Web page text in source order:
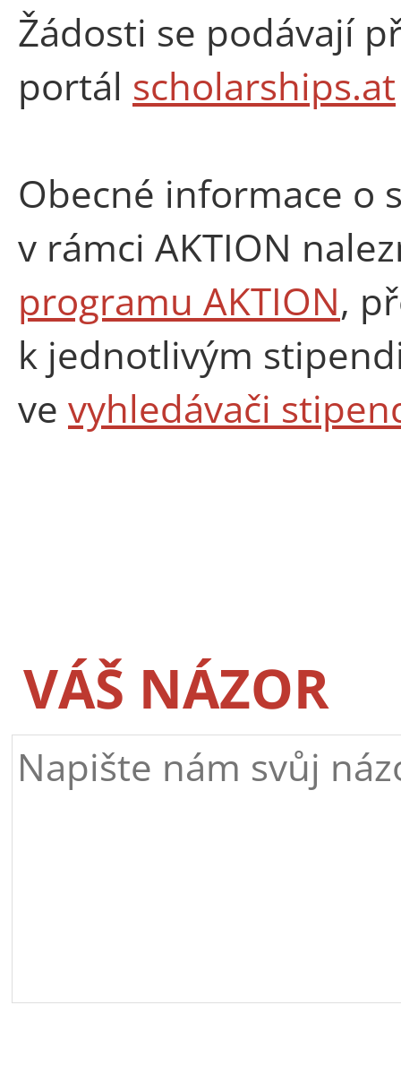
Žádosti se podávají
portál scholarships.at
Obecné informace o
v rámci AKTION
programu AKTION,
k jednotlivým
ve vyhledávači
VÁŠ NÁZOR